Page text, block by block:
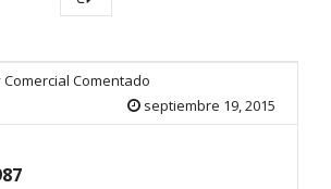
Comercial Comentado
septiembre 19, 2015